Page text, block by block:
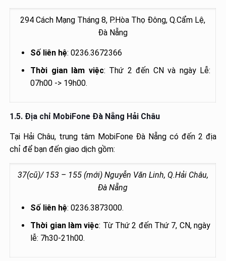
294 Cách Mạng Tháng 8, P.Hòa Thọ Đông, Q.Cẩm Lệ,
Đà Nẵng
Số liên hệ: 0236.3672366
Thời gian làm việc: Thứ 2 đến CN và ngày Lễ:
07h00 -> 19h00.
1.5. Địa chỉ MobiFone Đà Nẵng Hải Châu
Tại Hải Châu, trung tâm MobiFone Đà Nẵng có đến 2 địa
chỉ để bạn đến giao dịch gồm:
37(cũ)/ 153 – 155 (mới) Nguyễn Văn Linh, Q.Hải Châu,
Đà Nẵng
Số liên hệ: 0236.3873000.
Thời gian làm việc: Từ Thứ 2 đến Thứ 7, CN, ngày
lễ: 7h30-21h00.